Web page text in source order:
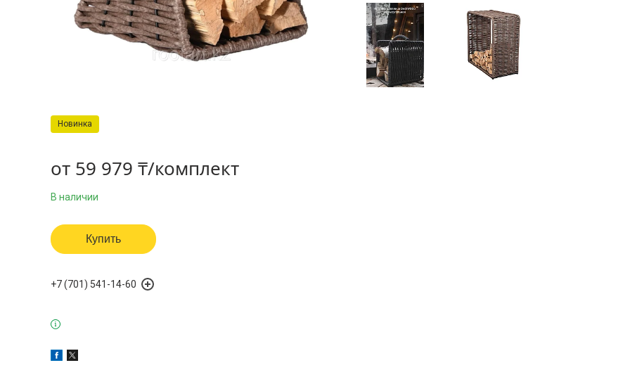
Новинка
от 59 979 ₸/комплект
В наличии
Купить
+7 (701) 541-14-60